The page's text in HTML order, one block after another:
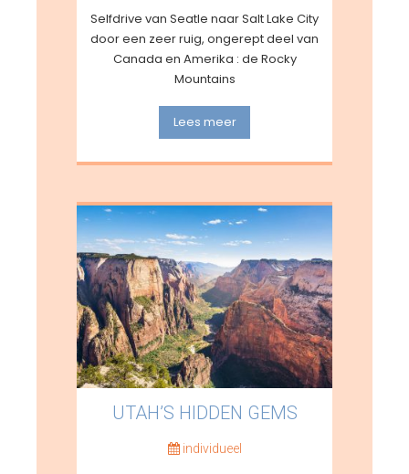
Selfdrive van Seatle naar Salt Lake City
door een zeer ruig, ongerept deel van
Canada en Amerika : de Rocky
Mountains
Lees meer
UTAH’S HIDDEN GEMS
individueel